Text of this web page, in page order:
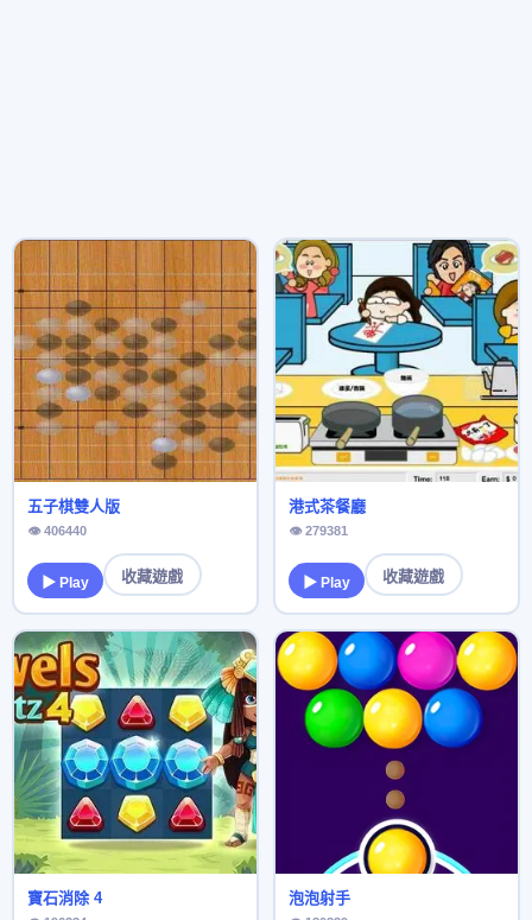
五子棋雙人版
👁 406440
▶ Play 收藏遊戲
港式茶餐廳
👁 279381
▶ Play 收藏遊戲
寶石消除 4 泡泡射手